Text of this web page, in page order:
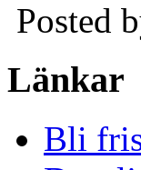
Posted
Länkar
Bli